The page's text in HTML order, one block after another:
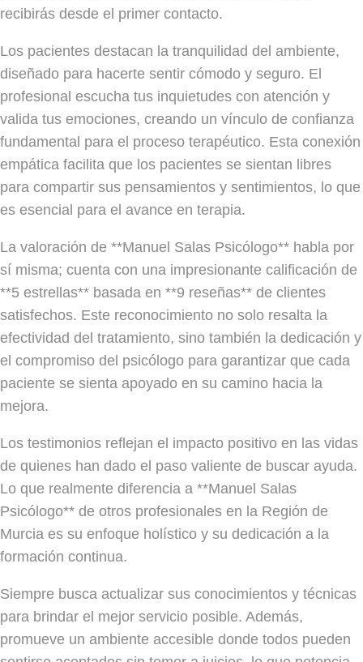
recibirás desde el primer contacto.
Los pacientes destacan la tranquilidad del ambiente,
diseñado para hacerte sentir cómodo y seguro. El
profesional escucha tus inquietudes con atención y
valida tus emociones, creando un vínculo de confianza
fundamental para el proceso terapéutico. Esta conexión
empática facilita que los pacientes se sientan libres
para compartir sus pensamientos y sentimientos, lo que
es esencial para el avance en terapia.
La valoración de **Manuel Salas Psicólogo** habla por
sí misma; cuenta con una impresionante calificación de
**5 estrellas** basada en **9 reseñas** de clientes
satisfechos. Este reconocimiento no solo resalta la
efectividad del tratamiento, sino también la dedicación y
el compromiso del psicólogo para garantizar que cada
paciente se sienta apoyado en su camino hacia la
mejora.
Los testimonios reflejan el impacto positivo en las vidas
de quienes han dado el paso valiente de buscar ayuda.
Lo que realmente diferencia a **Manuel Salas
Psicólogo** de otros profesionales en la Región de
Murcia es su enfoque holístico y su dedicación a la
formación continua.
Siempre busca actualizar sus conocimientos y técnicas
para brindar el mejor servicio posible. Además,
promueve un ambiente accesible donde todos pueden